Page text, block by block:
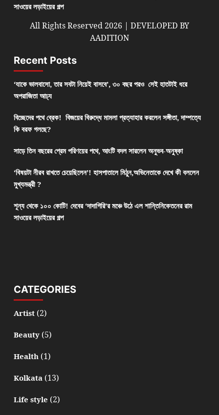
সাওয়ের লড়াইয়ের গল্প
All Rights Reserved 2026 | DEVELOPED BY
AADITION
Recent Posts
‘যাকে ভালবাসো, তার সবটা নিয়েই বাসবে’, ৩০ বছর পরও সেই হাতটাই ধরে
অপরাজিতা আঢ্য
বিচ্ছেদের পথে ব্রেক! বিজয়ের বিরুদ্ধে মামলা প্রত্যাহার করলেন সঙ্গীতা, দাম্পত্যে
কি বরফ গলছে?
সাড়ে তিন বছরের প্রেম পরিণয়ের পথে, আংটি বদল সারলেন অনুভব-অনুষ্কা
‘বিষয়টা নীরব রাখতে চেয়েছিলেন’! হাসপাতালে মিঠুন,অভিনেতাকে দেখে কী বললেন
মুখ্যমন্ত্রী ?
শূন্য থেকে ১০০ কোটি! দেবের ‘দাদাগিরি’র মঞ্চে উঠে এল শান্তিনিকেতনের রাম
সাওয়ের লড়াইয়ের গল্প
CATEGORIES
Artist(2)
Beauty(5)
Health(1)
Kolkata(13)
Life style (2)